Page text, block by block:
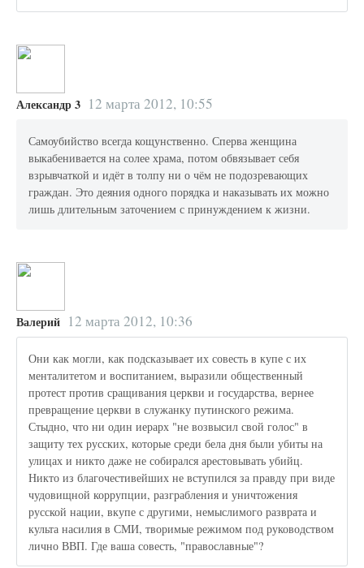
Александр 3 12 марта 2012, 10:55
Самоубийство всегда кощунственно. Сперва женщина
выкабенивается на солее храма, потом обвязывает себя
взрывчаткой и идёт в толпу ни о чём не подозревающих
граждан. Это деяния одного порядка и наказывать их можно
лишь длительным заточением с принуждением к жизни.
Валерий 12 марта 2012, 10:36
Они как могли, как подсказывает их совесть в купе с их
менталитетом и воспитанием, выразили общественный
протест против сращивания церкви и государства, вернее
превращение церкви в служанку путинского режима.
Стыдно, что ни один иерарх "не возвысил свой голос" в
защиту тех русских, которые среди бела дня были убиты на
улицах и никто даже не собирался арестовывать убийц.
Никто из благочестивейших не вступился за правду при виде
чудовищной коррупции, разграбления и уничтожения
русской нации, вкупе с другими, немыслимого разврата и
культа насилия в СМИ, творимые режимом под руководством
лично ВВП. Где ваша совесть, "православные"?